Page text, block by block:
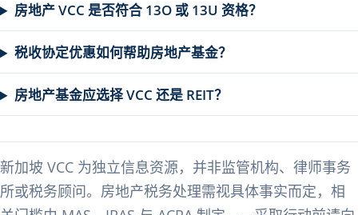
房地产 VCC 是否符合 13O 或 13U 资格？
税收协定优惠如何帮助房地产基金？
房地产基金应选择 VCC 还是 REIT？
新加坡 VCC 为独立信息资源，并非监管机构、律师事务
所或税务顾问。房地产税务处理需视具体事实而定，相